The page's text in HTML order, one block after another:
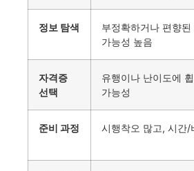
정보 탐색
부정확하거나 편향
가능성 높음
자격증
선택
유행이나 난이도에
가능성
준비 과정 시행착오 많고, 시간/